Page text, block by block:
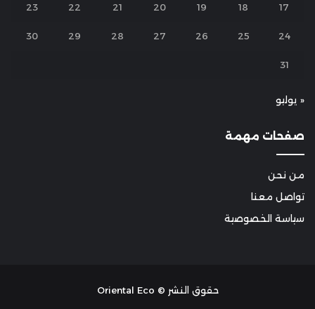
17
18
19
20
21
22
23
24
25
26
27
28
29
30
31
« يوليو
صفحات مهمة
من نحن
تواصل معنا
سياسة الخصوصية
حقوق النشر © Oriental Eco